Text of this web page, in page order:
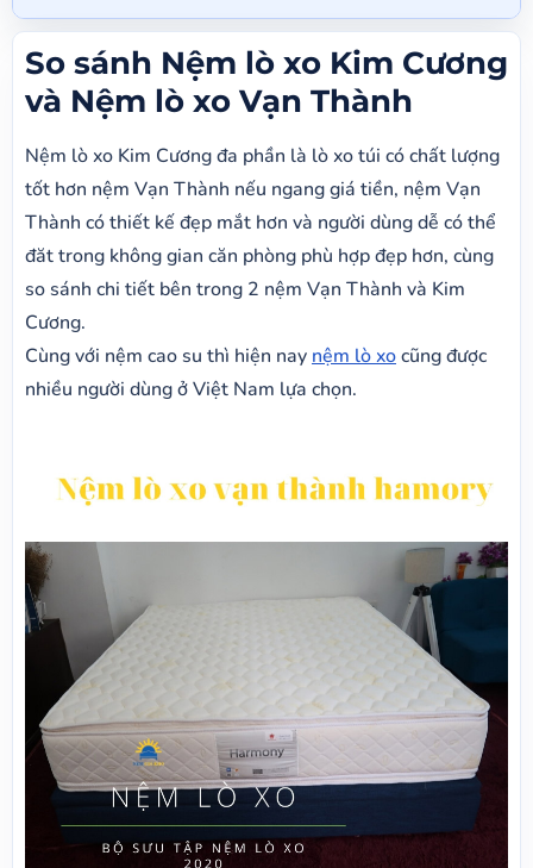
So sánh Nệm lò xo Kim Cương
và Nệm lò xo Vạn Thành
Nệm lò xo Kim Cương đa phần là lò xo túi có chất lượng
tốt hơn nệm Vạn Thành nếu ngang giá tiền, nệm Vạn
Thành có thiết kế đẹp mắt hơn và người dùng dễ có thể
đăt trong không gian căn phòng phù hợp đẹp hơn, cùng
so sánh chi tiết bên trong 2 nệm Vạn Thành và Kim
Cương.​
Cùng với nệm cao su thì hiện nay nệm lò xocũng được
nhiều người dùng ở Việt Nam lựa chọn.